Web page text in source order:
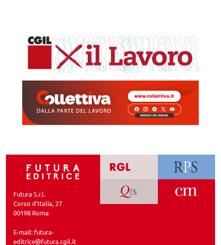
Futura S.r.l.
Corso d’Italia, 27
00198 Roma
E-mail: futura-
editrice@futura.cgil.it